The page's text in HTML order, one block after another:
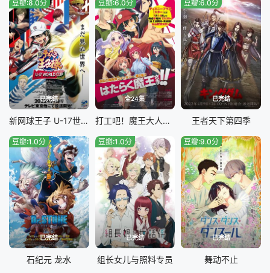
已完结
豆瓣:8.0分
新网球王子 U-17世界杯篇
全24集
豆瓣:6.0分
打工吧！魔王大人第二季
已完结
豆瓣:6.0分
王者天下第四季
已完结
豆瓣:1.0分
石纪元 龙水
已完结
豆瓣:1.0分
组长女儿与照料专员
已完结
豆瓣:9.0分
舞动不止